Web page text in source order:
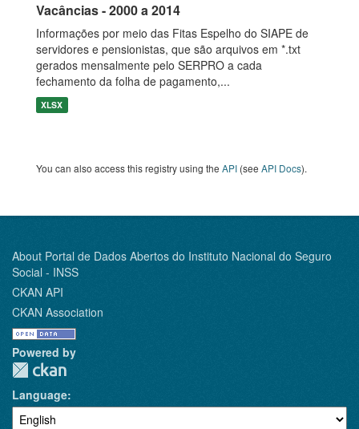
Vacâncias - 2000 a 2014
Informações por meio das Fitas Espelho do SIAPE de
servidores e pensionistas, que são arquivos em *.txt
gerados mensalmente pelo SERPRO a cada
fechamento da folha de pagamento,...
XLSX
You can also access this registry using the API (see API Docs).
About Portal de Dados Abertos do Instituto Nacional do Seguro
Social - INSS
CKAN API
CKAN Association
Powered by
Language